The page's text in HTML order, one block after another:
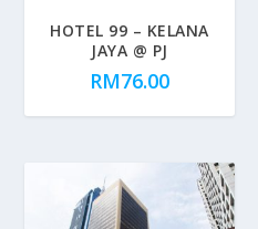
HOTEL 99 – KELANA
JAYA @ PJ
RM76.00